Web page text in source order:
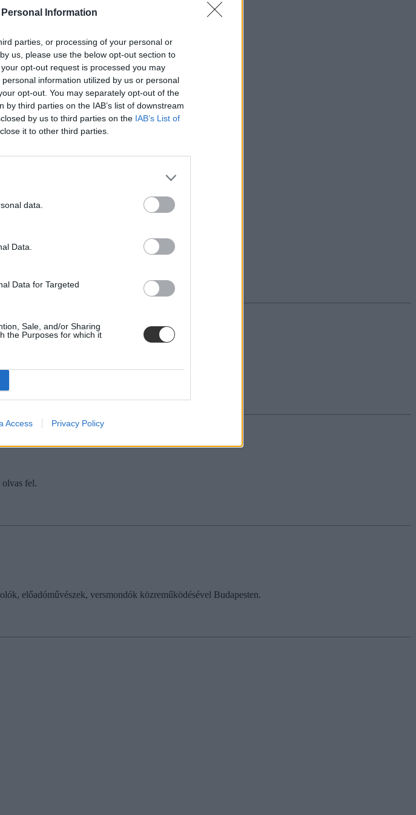
Information
parties, or processing of your personal or
us, please use the below opt-out section to
opt-out request is processed you may
information utilized by us or personal
opt-out. You may separately opt-out of the
third parties on the IAB’s list of downstream
by us to third parties on the IAB’s List of
it to other third parties.
data.
Data.
Data for Targeted
Sale, and/or Sharing
the Purposes for which it
Access Privacy Policy
olvas fel.
előadóművészek, versmondók közreműködésével Budapesten.